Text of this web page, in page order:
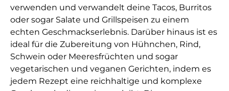
verwenden und verwandelt deine Tacos, Burritos
oder sogar Salate und Grillspeisen zu einem
echten Geschmackserlebnis. Darüber hinaus ist es
ideal für die Zubereitung von Hühnchen, Rind,
Schwein oder Meeresfrüchten und sogar
vegetarischen und veganen Gerichten, indem es
jedem Rezept eine reichhaltige und komplexe